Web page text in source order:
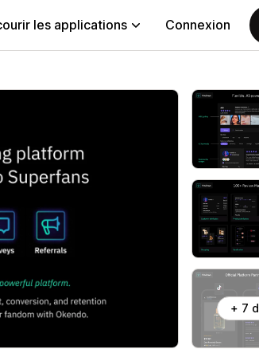
les applications Connexion
+ 7